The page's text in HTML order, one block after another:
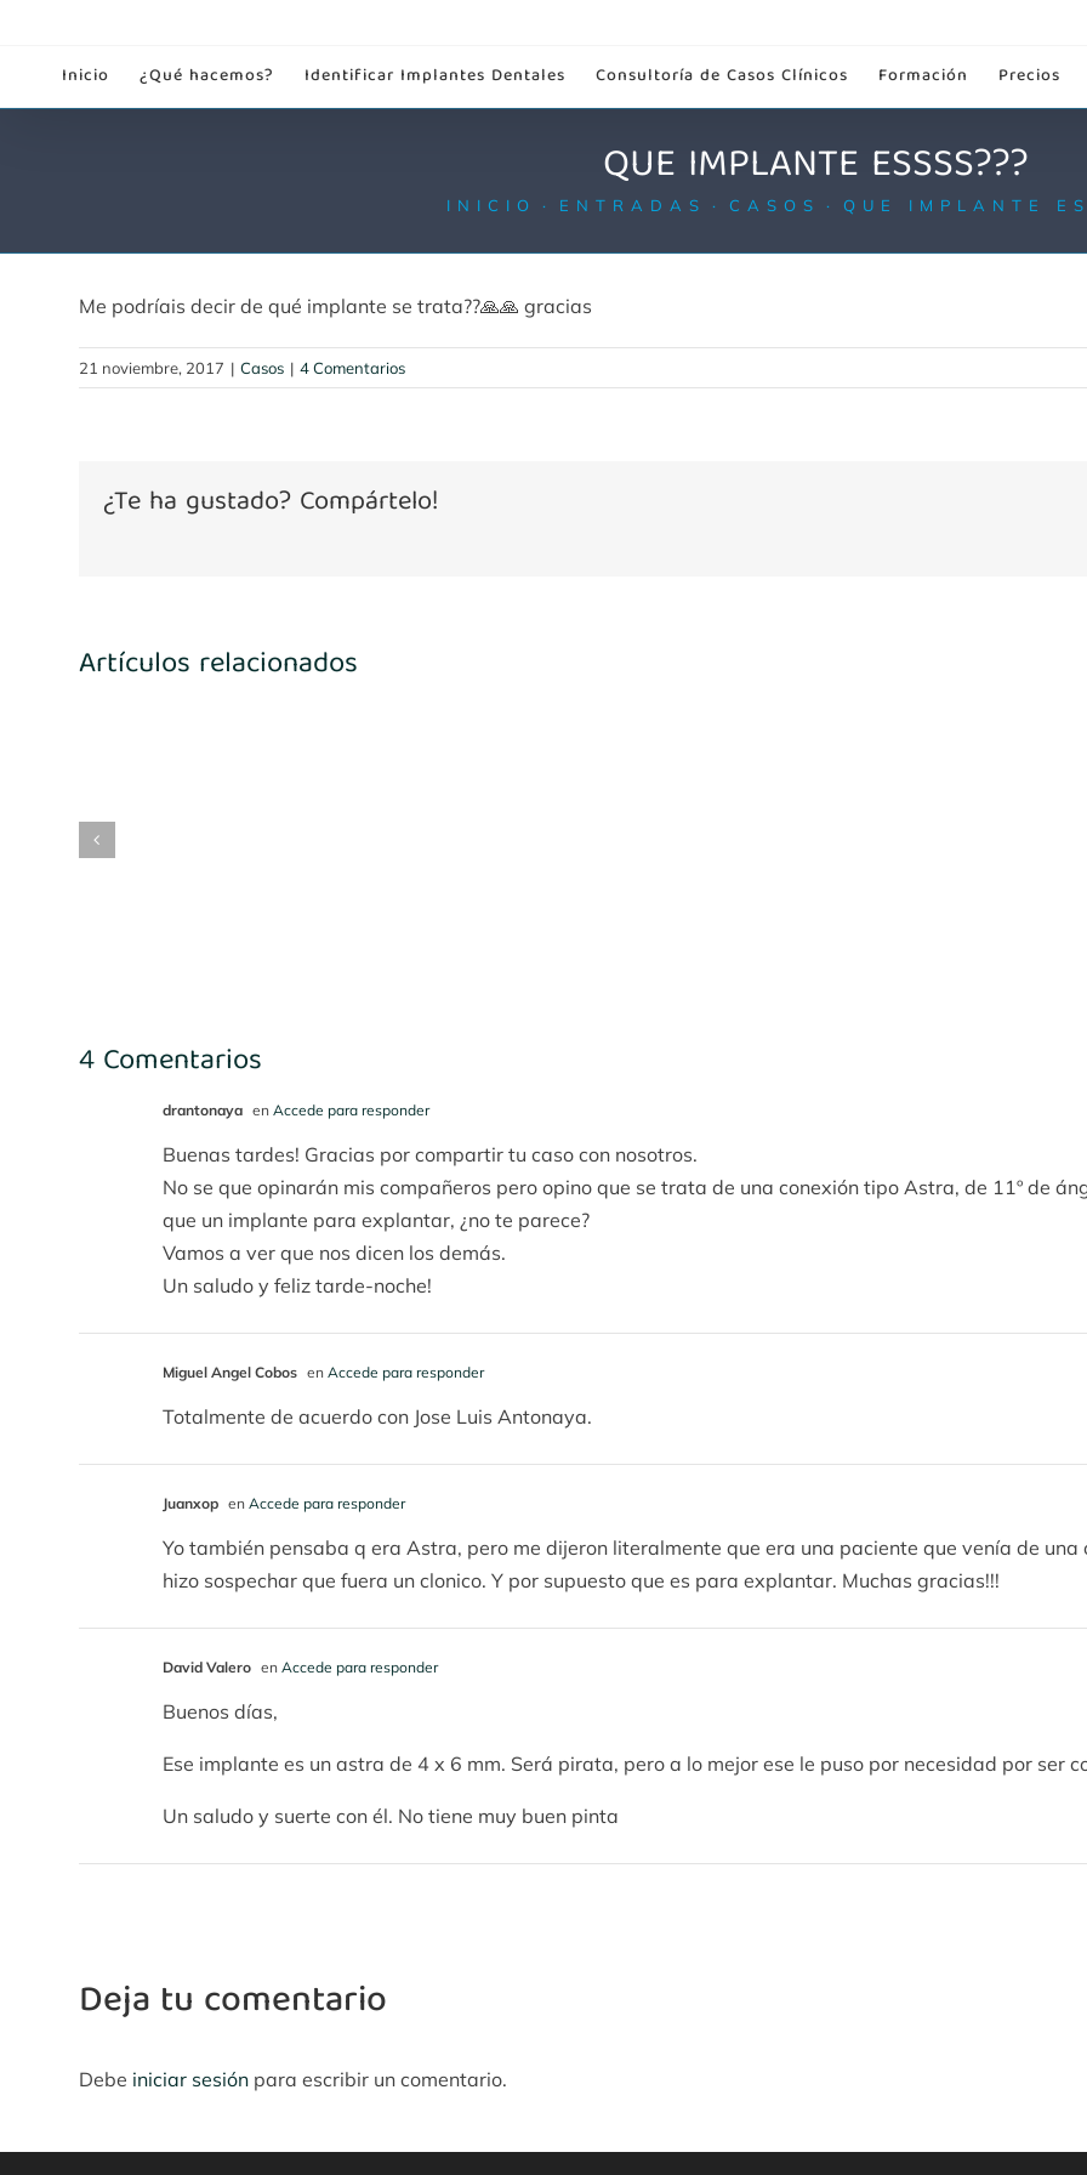
contenidoInicio ¿Qué hacemos? Identificar Implantes Dentales Consultoría de Casos Clínicos Formación Precios
QUE IMPLANTE ESSSS???
INICIO ENTRADAS CASOS QUE IMPLANTE
Me podríais decir de qué implante se trata??🙏🙏 gracias
21 noviembre, 2017 | Casos | 4 Comentarios
¿Te ha gustado? Compártelo!
Artículos relacionados
4 Comentarios
drantonaya en Accede para responder
Buenas tardes! Gracias por compartir tu caso con nosotros.
No se que opinarán mis compañeros pero opino que se trata de una conexión tipo Astra, de 11º de
que un implante para explantar, ¿no te parece?
Vamos a ver que nos dicen los demás.
Un saludo y feliz tarde-noche!
Miguel Angel Cobos en Accede para responder
Totalmente de acuerdo con Jose Luis Antonaya.
Juanxop en Accede para responder
Yo también pensaba q era Astra, pero me dijeron literalmente que era una paciente que venía de
hizo sospechar que fuera un clonico. Y por supuesto que es para explantar. Muchas gracias!!!
David Valero en Accede para responder
Buenos días,
Ese implante es un astra de 4 x 6 mm. Será pirata, pero a lo mejor ese le puso por necesidad por ser
Un saludo y suerte con él. No tiene muy buen pinta
Deja tu comentario
Debe iniciar sesión para escribir un comentario.